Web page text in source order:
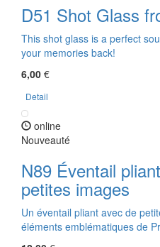
D51 Shot Glass
This shot glass is a perfect
your memories back!
6,00 €
Detail
online
Nouveauté
N89 Éventail
petites images
Un éventail pliant avec de
éléments emblématiques de